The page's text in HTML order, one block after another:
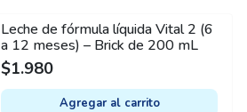
Leche de fórmula líquida Vital 2 (6
a 12 meses) – Brick de 200 mL
$1.980
Agregar al carrito